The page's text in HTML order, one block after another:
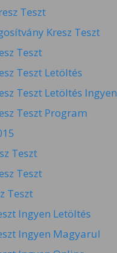
Teszt
Kresz Teszt
Teszt
Teszt Letöltés
Teszt Letöltés Ingyen
Teszt Program
Teszt
Teszt
Teszt
Ingyen Letöltés
Ingyen Magyarul